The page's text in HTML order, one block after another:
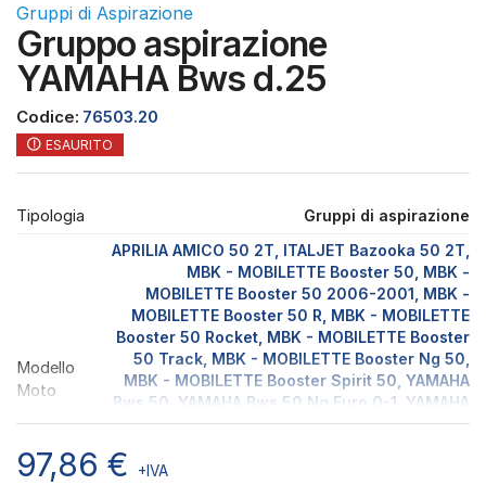
Gruppi di Aspirazione
Gruppo aspirazione
YAMAHA Bws d.25
Codice: 76503.20
ESAURITO
Tipologia Gruppi di aspirazione
Modello
Moto
APRILIA AMICO 50 2T, ITALJET Bazooka 50 2T,
MBK - MOBILETTE Booster 50, MBK -
MOBILETTE Booster 50 2006-2001, MBK -
MOBILETTE Booster 50 R, MBK - MOBILETTE
Booster 50 Rocket, MBK - MOBILETTE Booster
50 Track, MBK - MOBILETTE Booster Ng 50,
MBK - MOBILETTE Booster Spirit 50, YAMAHA
Bws 50, YAMAHA Bws 50 Ng Euro 0-1, YAMAHA
Bws 50 Ngeuro 2, YAMAHA Bws 50 Zuma,
YAMAHA SPY 50, MBK - MOBILETTE Stunt 50
97,86 € +IVA